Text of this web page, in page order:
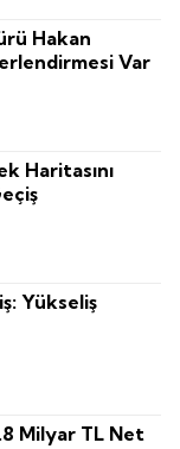
Hakan
Var
Haritasını
Yükseliş
Milyar TL Net